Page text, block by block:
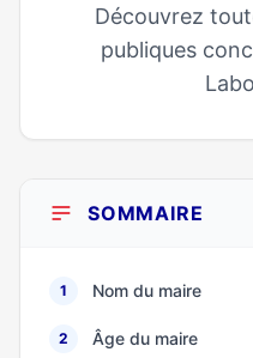
Découvrez
publiques
SOMMAIRE
1 Nom du maire
2 Âge du maire